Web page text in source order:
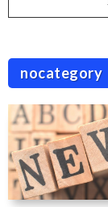
nocategory